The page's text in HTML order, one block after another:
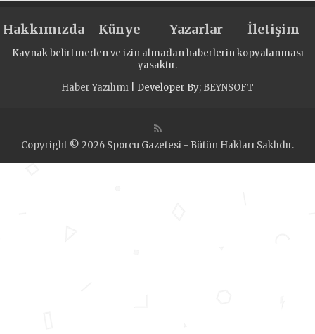
Hakkımızda Künye Yazarlar İletişim
Kaynak belirtmeden ve izin almadan haberlerin kopyalanması
yasaktır.
Haber Yazılımı | Developer By; BEYNSOFT
Copyright © 2026 Sporcu Gazetesi - Bütün Hakları Saklıdır.